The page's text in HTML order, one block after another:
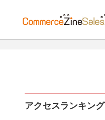
アクセスランキング